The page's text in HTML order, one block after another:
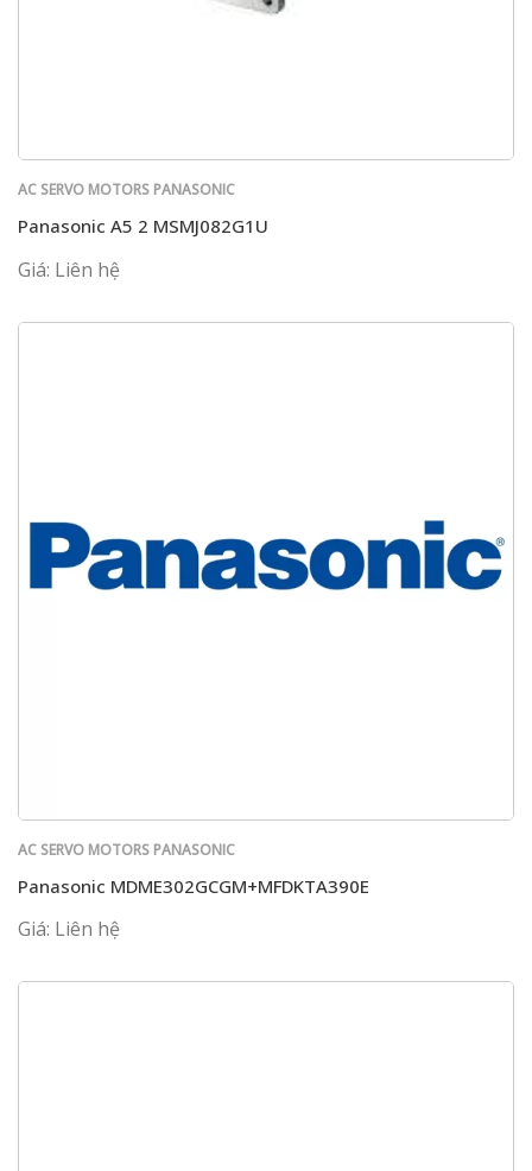
AC SERVO MOTORS PANASONIC
Panasonic A5 2 MSMJ082G1U
Giá: Liên hệ
AC SERVO MOTORS PANASONIC
Panasonic MDME302GCGM+MFDKTA390E
Giá: Liên hệ